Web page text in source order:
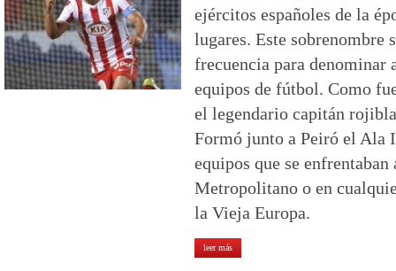
ejércitos españoles de la
lugares. Este sobrenombre
frecuencia para denominar
equipos de fútbol. Como
el legendario capitán
Formó junto a Peiró el Ala
equipos que se
Metropolitano o en
la Vieja Europa.
leer más